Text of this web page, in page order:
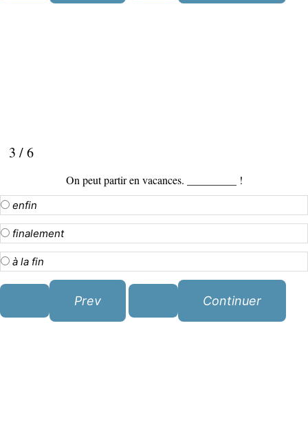
3 / 6
On peut partir en vacances. _________ !
enfin
finalement
à la fin